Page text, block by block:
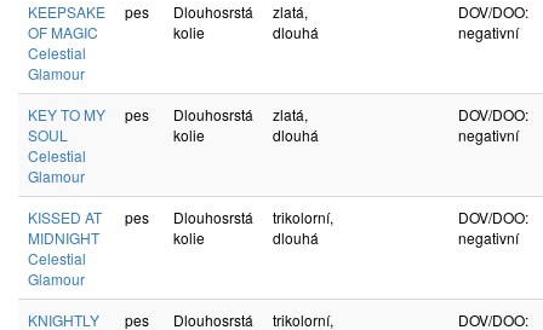
KEEPSAKE
OF MAGIC
Celestial
Glamour
pes
Dlouhosrstá
kolie
zlatá,
dlouhá
DOV/DOO:
negativní
KEY TO MY
SOUL
Celestial
Glamour
pes
Dlouhosrstá
kolie
zlatá,
dlouhá
DOV/DOO:
negativní
KISSED AT
MIDNIGHT
Celestial
Glamour
pes
Dlouhosrstá
kolie
trikolorní,
dlouhá
DOV/DOO:
negativní
KNIGHTLY
pes
Dlouhosrstá
trikolorní,
DOV/DOO: